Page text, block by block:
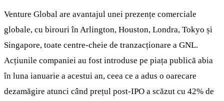
Venture Global are avantajul unei prezențe comerciale
globale, cu birouri în Arlington, Houston, Londra, Tokyo și
Singapore, toate centre-cheie de tranzacționare a GNL.
Acțiunile companiei au fost introduse pe piața publică abia
în luna ianuarie a acestui an, ceea ce a adus o oarecare
dezamăgire atunci când prețul post-IPO a scăzut cu 42% de